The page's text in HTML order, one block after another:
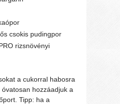
csokis pudingpor
rizsnövényi
a cukorral habosra
hozzáadjuk a
Tipp: ha a